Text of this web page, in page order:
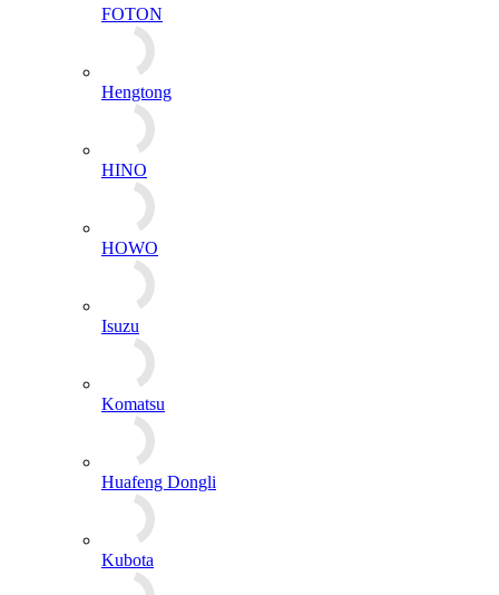
FOTON
Hengtong
HINO
HOWO
Isuzu
Komatsu
Huafeng Dongli
Kubota